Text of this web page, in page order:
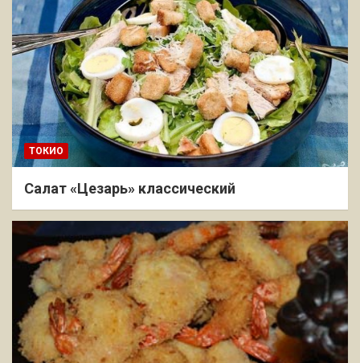
ТОКИО
Салат «Цезарь» классический